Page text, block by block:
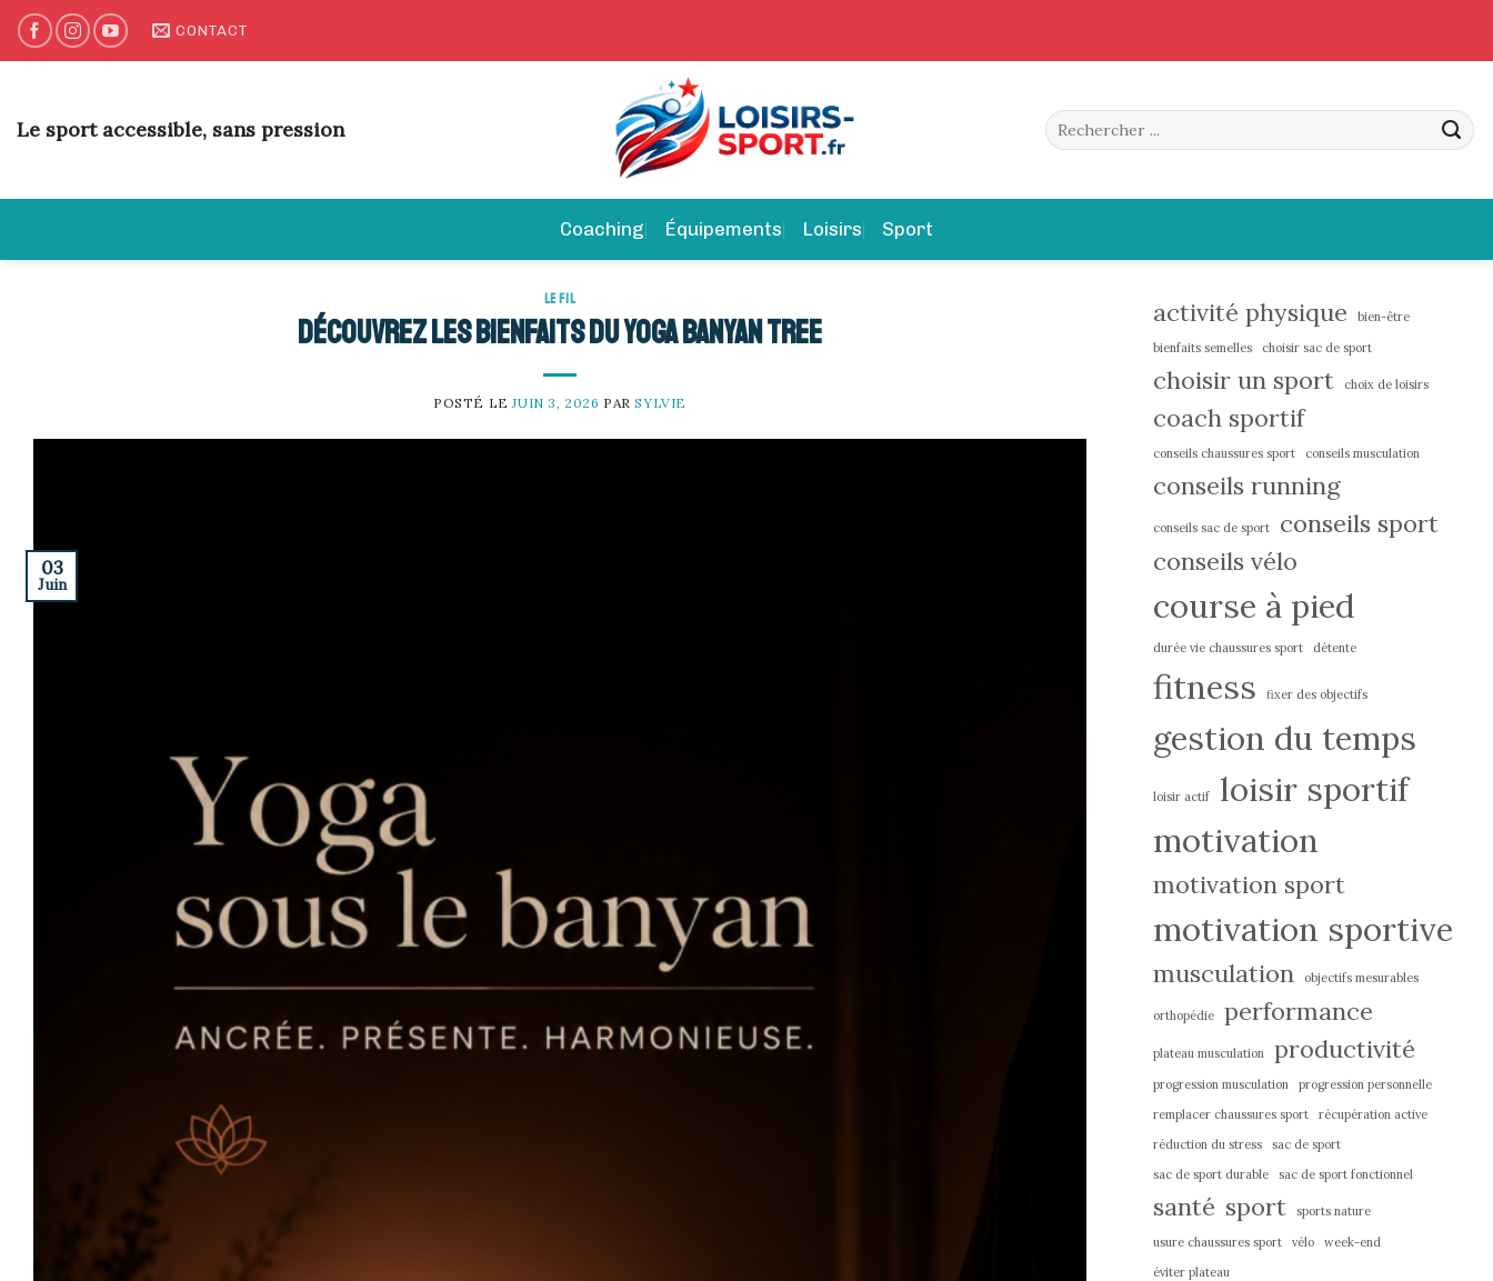
Skip
CONTACT
Le sport accessible, sans pression
Coaching Équipements Loisirs Sport
LE FIL
Découvrez les bienfaits du yoga Banyan Tree
POSTÉ LEJUIN 3, 2026 PARSYLVIE
03
Juin
activité physique
bien-être
bienfaits semelles
choisir sac de sport
choisir un sport choix de loisirs
coach sportif
conseils chaussures sport conseils musculation
conseils running
conseils sac de sport
conseils sport
conseils vélo
course à pied
durée vie chaussures sport détente
fitness fixer des objectifs
gestion du temps
loisir actif
loisir sportif
motivation
motivation sport
motivation sportive
musculation objectifs mesurables
orthopédie performance
plateau musculation productivité
progression musculation
progression personnelle
remplacer chaussures sport
récupération active
réduction du stress
sac de sport
sac de sport durable
sac de sport fonctionnel
santé sport
sports nature
usure chaussures sport
vélo
week-end
éviter plateau